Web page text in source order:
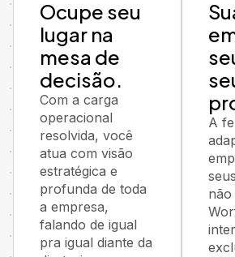
Ocupe seu
lugar na
mesa de
decisão.
Com a carga
operacional
resolvida, você
atua com visão
estratégica e
profunda de toda
a empresa,
falando de igual
pra igual diante da
A